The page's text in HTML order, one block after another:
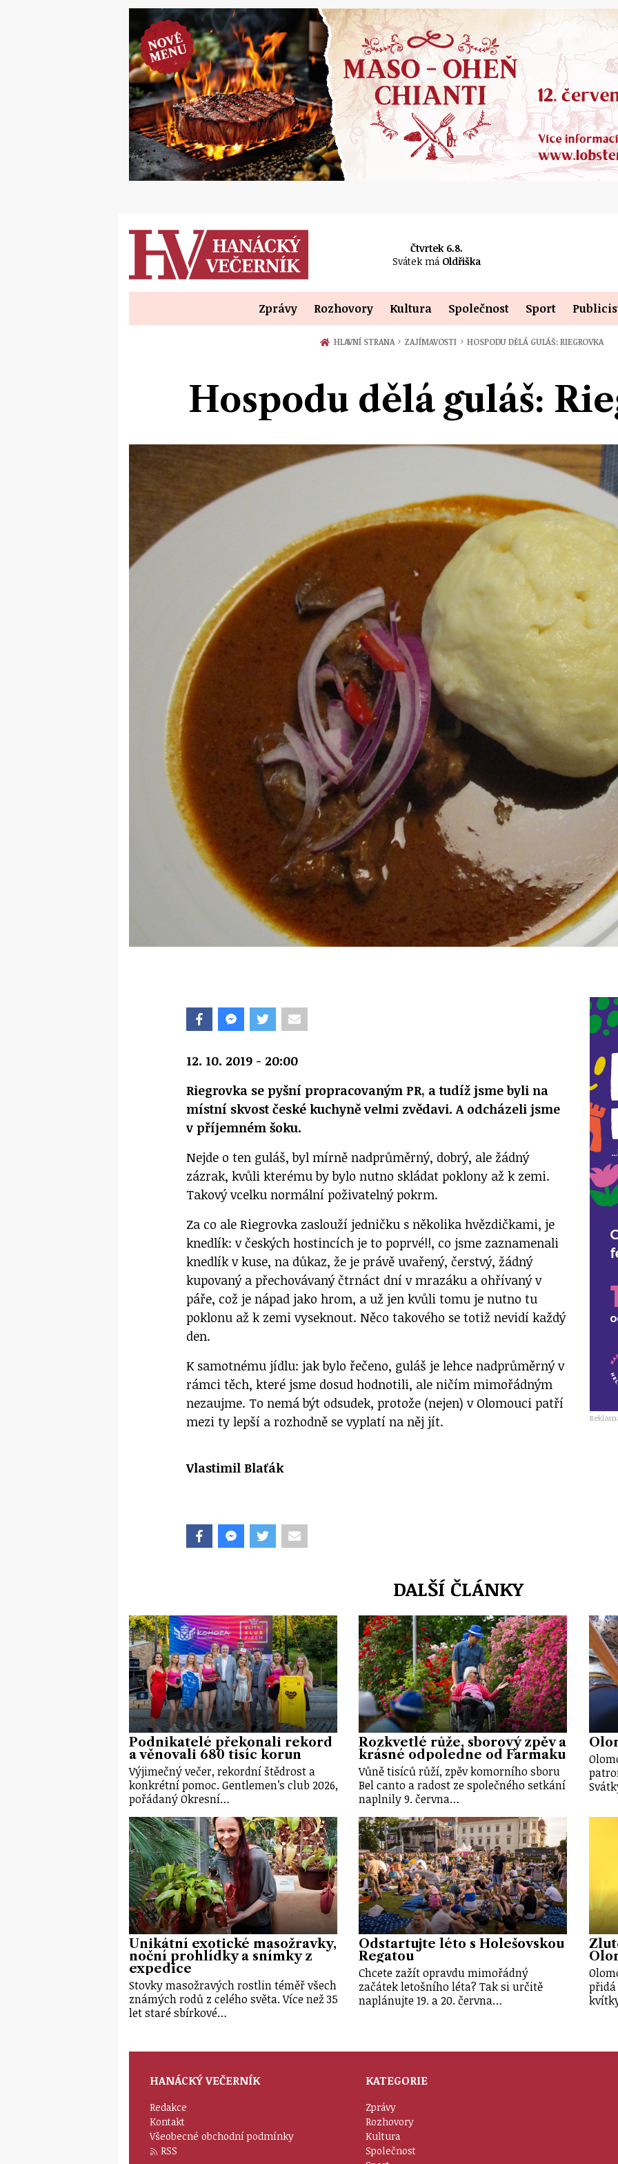
Čtvrtek 6.8.
Svátek má Oldřiška
Zprávy Rozhovory Kultura Společnost Sport
HLAVNÍ STRANA › ZAJÍMAVOSTI › HOSPODU DĚLÁ GULÁŠ: RIEGROVKA
Hospodu dělá guláš:
12. 10. 2019 - 20:00
Riegrovka se pyšní propracovaným PR, a tudíž jsme byli na
místní skvost české kuchyně velmi zvědavi. A odcházeli jsme
v příjemném šoku.
Nejde o ten guláš, byl mírně nadprůměrný, dobrý, ale žádný
zázrak, kvůli kterému by bylo nutno skládat poklony až k zemi.
Takový vcelku normální poživatelný pokrm.
Za co ale Riegrovka zaslouží jedničku s několika hvězdičkami, je
knedlík: v českých hostincích je to poprvé!!, co jsme zaznamenali
knedlík v kuse, na důkaz, že je právě uvařený, čerstvý, žádný
kupovaný a přechovávaný čtrnáct dní v mrazáku a ohřívaný v
páře, což je nápad jako hrom, a už jen kvůli tomu je nutno tu
poklonu až k zemi vyseknout. Něco takového se totiž nevidí každý
den.
K samotnému jídlu: jak bylo řečeno, guláš je lehce nadprůměrný v
rámci těch, které jsme dosud hodnotili, ale ničím mimořádným
nezaujme. To nemá být odsudek, protože (nejen) v Olomouci patří
mezi ty lepší a rozhodně se vyplatí na něj jít.
Vlastimil Blaťák
DALŠÍ ČLÁNKY
Podnikatelé překonali rekord
a věnovali 680 tisíc korun
Výjimečný večer, rekordní štědrost a
konkrétní pomoc. Gentlemen’s club 2026,
pořádaný Okresní…
Rozkvetlé růže, sborový zpěv a
krásné odpoledne od Farmaku
Vůně tisíců růží, zpěv komorního sboru
Bel canto a radost ze společného setkání
naplnily 9. června…
Unikátní exotické masožravky,
noční prohlídky a snímky z
expedice
Stovky masožravých rostlin téměř všech
známých rodů z celého světa. Více než 35
let staré sbírkové…
Odstartujte léto s Holešovskou
Regatou
Chcete zažít opravdu mimořádný
začátek letošního léta? Tak si určitě
naplánujte 19. a 20. června…
HANÁCKÝ VEČERNÍK
Redakce
Kontakt
Všeobecné obchodní podmínky
RSS
KATEGORIE
Zprávy
Rozhovory
Kultura
Společnost